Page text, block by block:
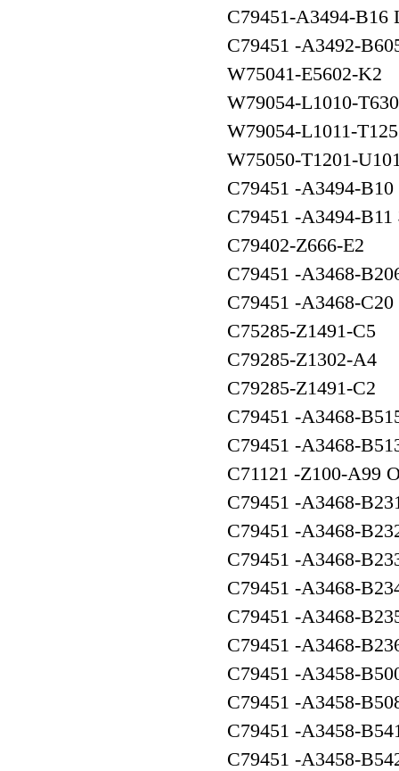
C79451-A3494-B16
C79451 -A3492-
W75041-E5602-
W79054-L1010-
W79054-L1011-
W75050-T1201-
C79451 -A3494-
C79451 -A3494-
C79402-Z666-
C79451 -A3468-
C79451 -A3468-
C75285-Z1491-
C79285-Z1302-
C79285-Z1491-
C79451 -A3468-
C79451 -A3468-
C71121 -Z100-A99
C79451 -A3468-
C79451 -A3468-
C79451 -A3468-
C79451 -A3468-
C79451 -A3468-
C79451 -A3468-
C79451 -A3458-
C79451 -A3458-
C79451 -A3458-
C79451 -A3458-